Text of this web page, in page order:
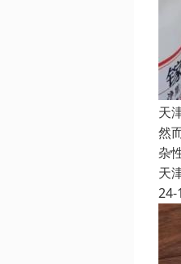
天
然
杂
天
24-